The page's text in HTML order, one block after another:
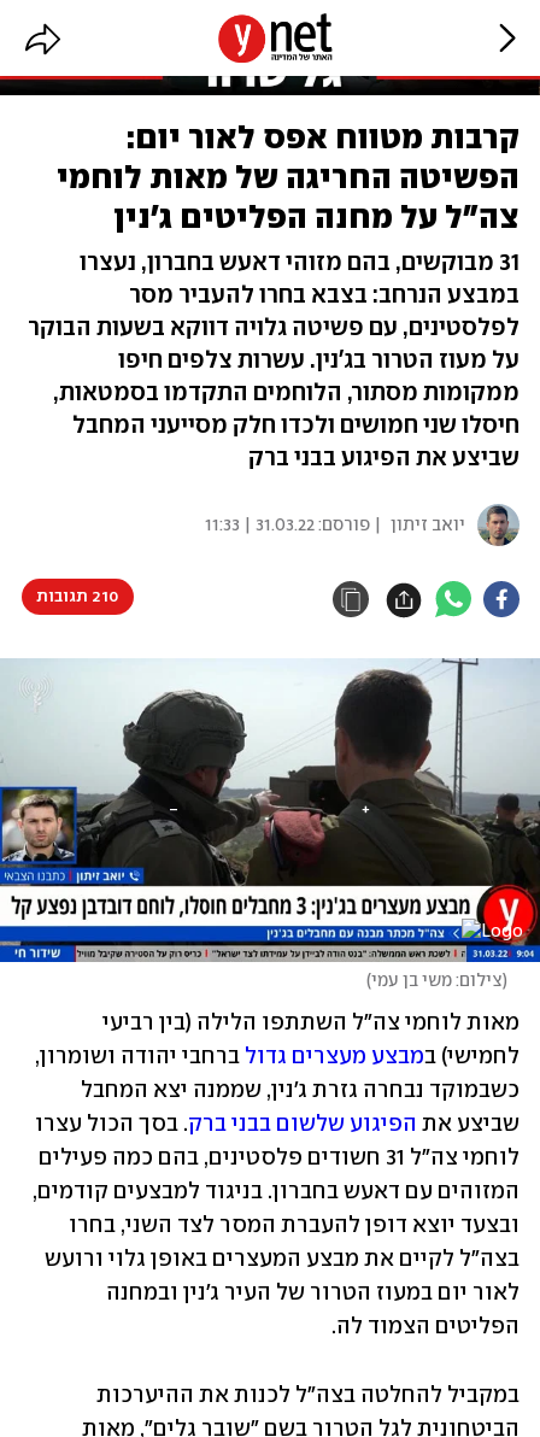
קרבות מטווח אפס לאור יום:
הפשיטה החריגה של מאות לוחמי
צה"ל על מחנה הפליטים ג'נין
31 מבוקשים, בהם מזוהי דאעש בחברון, נעצרו
במבצע הנרחב: בצבא בחרו להעביר מסר
לפלסטינים, עם פשיטה גלויה דווקא בשעות הבוקר
על מעוז הטרור בג'נין. עשרות צלפים חיפו
ממקומות מסתור, הלוחמים התקדמו בסמטאות,
חיסלו שני חמושים ולכדו חלק מסייעני המחבל
שביצע את הפיגוע בבני ברק
יואב זיתון | פורסם: 31.03.22 | 11:33
210 תגובות
(צילום: משי בן עמי)
לחמישי) במבצע מעצרים גדול
שביצע את הפיגוע שלשום בבני ברק
הפליטים הצמוד לה.